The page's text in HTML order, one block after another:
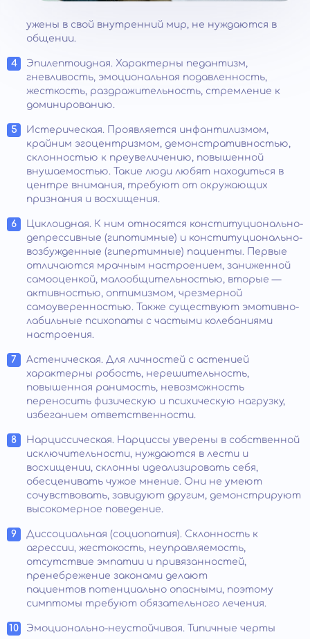
ужены в свой внутренний мир, не нуждаются в
общении.
Эпилептоидная. Характерны педантизм,
гневливость, эмоциональная подавленность,
жесткость, раздражительность, стремление к
доминированию.
Истерическая. Проявляется инфантилизмом,
крайним эгоцентризмом, демонстративностью,
склонностью к преувеличению, повышенной
внушаемостью. Такие люди любят находиться в
центре внимания, требуют от окружающих
признания и восхищения.
Циклоидная. К ним относятся конституционально-
депрессивные (гипотимные) и конституционально-
возбужденные (гипертимные) пациенты. Первые
отличаются мрачным настроением, заниженной
самооценкой, малообщительностью, вторые —
активностью, оптимизмом, чрезмерной
самоуверенностью. Также существуют эмотивно-
лабильные психопаты с частыми колебаниями
настроения.
Астеническая. Для личностей с астенией
характерны робость, нерешительность,
повышенная ранимость, невозможность
переносить физическую и психическую нагрузку,
избеганием ответственности.
Нарциссическая. Нарциссы уверены в собственной
исключительности, нуждаются в лести и
восхищении, склонны идеализировать себя,
обесценивать чужое мнение. Они не умеют
сочувствовать, завидуют другим, демонстрируют
высокомерное поведение.
Диссоциальная (социопатия). Склонность к
агрессии, жестокость, неуправляемость,
отсутствие эмпатии и привязанностей,
пренебрежение законами делают
пациентов потенциально опасными, поэтому
симптомы требуют обязательного лечения.
Эмоционально-неустойчивая. Типичные черты